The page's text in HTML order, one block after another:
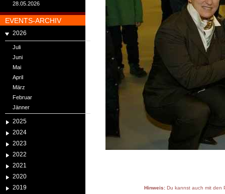
28.05.2026
EVENTS-ARCHIV
2026
Juli
Juni
Mai
April
März
Februar
Jänner
2025
2024
2023
2022
2021
2020
2019
Hinweis:Du kannst auch mit den